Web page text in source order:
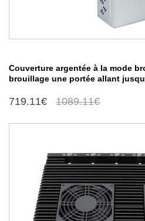
Couverture argentée à la mode
brouillage une portée allant
719.11€ 1089.11€